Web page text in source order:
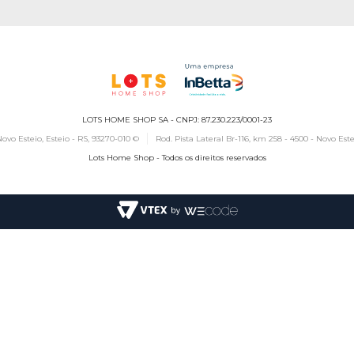
LOTS HOME SHOP SA - CNPJ: 87.230.223/0001-23
Esteio, Esteio - RS, 93270-010 ©
Rod. Pista Lateral Br-116, km 258 - 4500 - Novo
Lots Home Shop - Todos os direitos reservados